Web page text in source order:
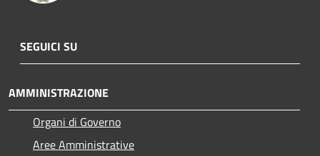
SEGUICI SU
AMMINISTRAZIONE
Organi di Governo
Aree Amministrative